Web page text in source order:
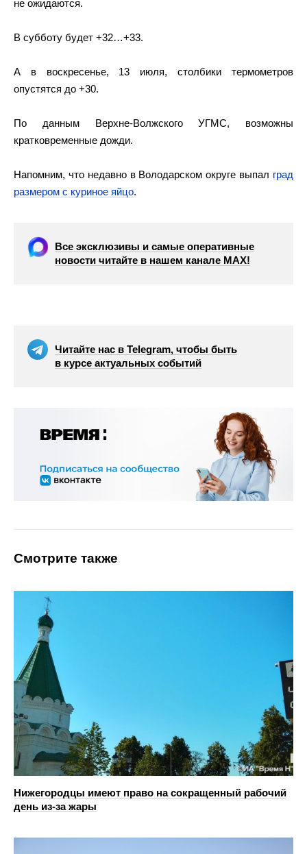
не ожидаются.
В субботу будет +32…+33.
А в воскресенье, 13 июля, столбики термометров
опустятся до +30.
По данным Верхне-Волжского УГМС, возможны
кратковременные дожди.
Напомним, что недавно в Володарском округе выпал град
размером с куриное яйцо.
Все эксклюзивы и самые оперативные
новости читайте в нашем канале МАХ!
Читайте нас в Telegram, чтобы быть
в курсе актуальных событий
Смотрите также
Нижегородцы имеют право на сокращенный рабочий
день из-за жары